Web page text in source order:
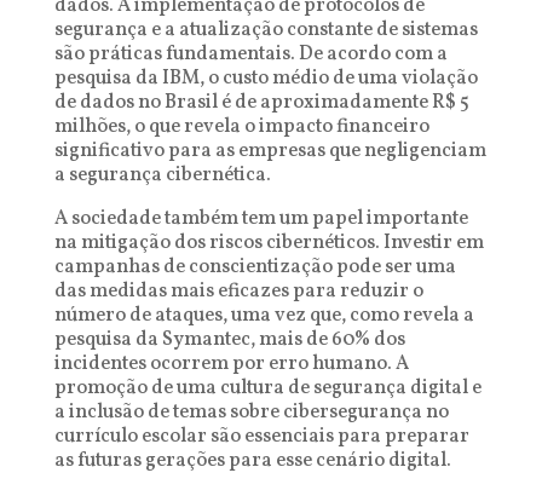
dados. A implementação de protocolos de
segurança e a atualização constante de sistemas
são práticas fundamentais. De acordo com a
pesquisa da IBM, o custo médio de uma violação
de dados no Brasil é de aproximadamente R$ 5
milhões, o que revela o impacto financeiro
significativo para as empresas que negligenciam
a segurança cibernética.
A sociedade também tem um papel importante
na mitigação dos riscos cibernéticos. Investir em
campanhas de conscientização pode ser uma
das medidas mais eficazes para reduzir o
número de ataques, uma vez que, como revela a
pesquisa da Symantec, mais de 60% dos
incidentes ocorrem por erro humano. A
promoção de uma cultura de segurança digital e
a inclusão de temas sobre cibersegurança no
currículo escolar são essenciais para preparar
as futuras gerações para esse cenário digital.